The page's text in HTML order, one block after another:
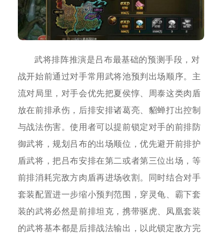
武将排阵推演是吕布最基础的预测手段，对
战开始前通过对手常用武将池预判出场顺序。主
流对局里，对手会优先把夏侯惇、周泰这类肉盾
放在前排承伤，后排安排诸葛亮、貂蝉打出控制
与战法伤害。使用者可以提前锁定对手的前排防
御武将，规划吕布的出场顺位，优先避开前排护
盾武将，把吕布安排在第二或者第三位出场，等
前排消耗完敌方肉盾再进场收割。同时结合对手
套装配置进一步缩小预判范围，穿灵龟、霸下套
装的武将必然是前排坦克，携带驱虎、凤凰套装
的武将基本都是后排战法输出，以此锁定敌方完